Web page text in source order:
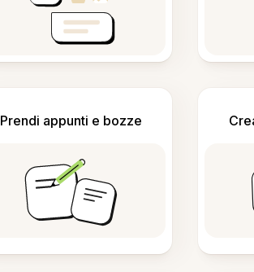
Prendi appunti e bozze